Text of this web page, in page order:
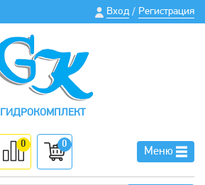
Вход / Регистрация
ГИДРОКОМПЛЕКТ
0 0
Меню